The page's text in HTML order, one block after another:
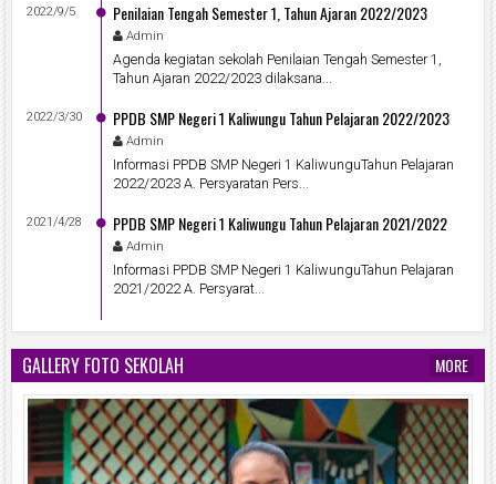
Penilaian Tengah Semester 1, Tahun Ajaran 2022/2023
Admin
2022/9/5
Agenda kegiatan sekolah Penilaian Tengah Semester 1,
Tahun Ajaran 2022/2023 dilaksana...
PPDB SMP Negeri 1 Kaliwungu Tahun Pelajaran 2022/2023
Admin
2022/3/30
Informasi PPDB SMP Negeri 1 KaliwunguTahun Pelajaran
2022/2023 A. Persyaratan Pers...
PPDB SMP Negeri 1 Kaliwungu Tahun Pelajaran 2021/2022
Admin
2021/4/28
Informasi PPDB SMP Negeri 1 KaliwunguTahun Pelajaran
2021/2022 A. Persyarat...
GALLERY FOTO SEKOLAH MORE